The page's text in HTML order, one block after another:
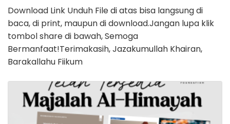
Download Link Unduh File di atas bisa langsung di
baca, di print, maupun di download.Jangan lupa klik
tombol share di bawah, Semoga
Bermanfaat!Terimakasih, Jazakumullah Khairan,
Barakallahu Fiikum